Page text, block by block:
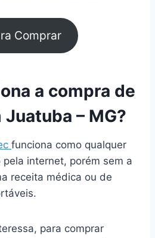
Comprar
a compra de
– MG?
funciona como qualquer
internet, porém sem a
receita médica ou de
para comprar